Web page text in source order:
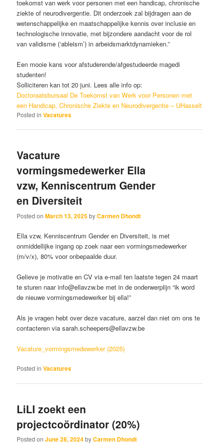
toekomst van werk voor personen met een handicap, chronische
ziekte of neurodivergentie. Dit onderzoek zal bijdragen aan de
wetenschappelijke en maatschappelijke kennis over inclusie en
technologische innovatie, met bijzondere aandacht voor de rol
van validisme (‘ableism’) in arbeidsmarktdynamieken.”
Een mooie kans voor afstuderende/afgestudeerde magedi
studenten!
Solliciteren kan tot 20 juni. Lees alle info op:
Doctoraatsbursaal De Toekomst van Werk voor Personen met
een Handicap, Chronische Ziekte en Neurodivergentie – UHasselt
Posted in Vacatures
Vacature
vormingsmedewerker Ella
vzw, Kenniscentrum Gender
en Diversiteit
Posted onMarch 13, 2025byCarmen Dhondt
Ella vzw, Kenniscentrum Gender en Diversiteit, is met
onmiddellijke ingang op zoek naar een vormingsmedewerker
(m/v/x), 80% voor onbepaalde duur.
Gelieve je motivatie en CV via e-mail ten laatste tegen 24 maart
te sturen naar info@ellavzw.be met in de onderwerplijn “ik word
de nieuwe vormingsmedewerker bij ella!”
Als je vragen hebt over deze vacature, aarzel dan niet om ons te
contacteren via sarah.scheepers@ellavzw.be
Vacature_vormingsmedewerker (2025)
Posted in Vacatures
LiLI zoekt een
projectcoördinator (20%)
Posted onJune 28, 2024byCarmen Dhondt